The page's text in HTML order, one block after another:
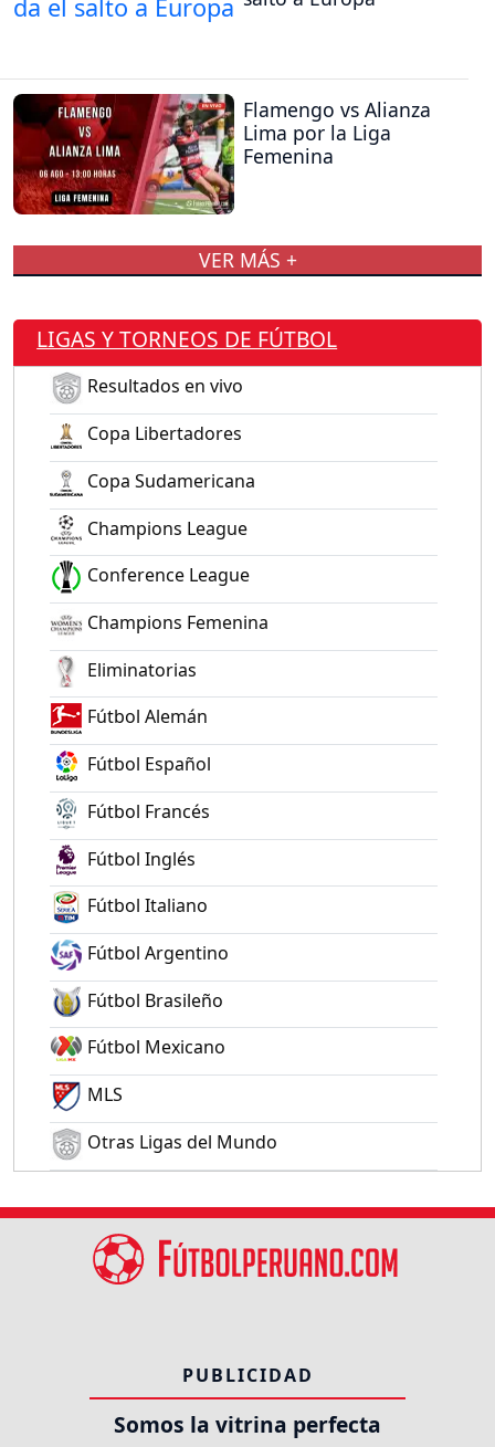
Flamengo vs Alianza
Lima por la Liga
Femenina
VER MÁS +
LIGAS Y TORNEOS DE FÚTBOL
Resultados en vivo
Copa Libertadores
Copa Sudamericana
Champions League
Conference League
Champions Femenina
Eliminatorias
Fútbol Alemán
Fútbol Español
Fútbol Francés
Fútbol Inglés
Fútbol Italiano
Fútbol Argentino
Fútbol Brasileño
Fútbol Mexicano
MLS
Otras Ligas del Mundo
PUBLICIDAD
Somos la vitrina perfecta